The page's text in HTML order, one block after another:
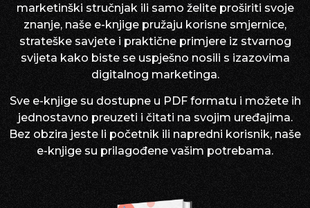
marketinški stručnjak ili samo želite proširiti svoje
znanje, naše e-knjige pružaju korisne smjernice,
strateške savjete i praktične primjere iz stvarnog
svijeta kako biste se uspješno nosili s izazovima
digitalnog marketinga.
Sve e-knjige su dostupne u PDF formatu i možete ih
jednostavno preuzeti i čitati na svojim uređajima.
Bez obzira jeste li početnik ili napredni korisnik, naše
e-knjige su prilagođene vašim potrebama.